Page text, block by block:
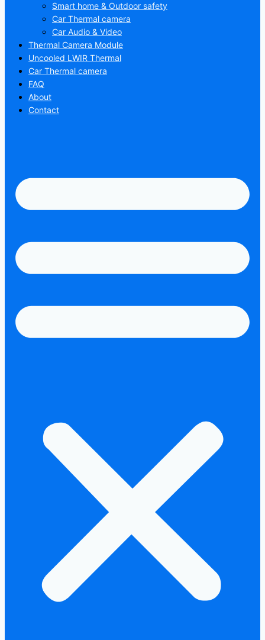
Smart home & Outdoor safety
Car Thermal camera
Car Audio & Video
Thermal Camera Module
Uncooled LWIR Thermal
Car Thermal camera
FAQ
About
Contact